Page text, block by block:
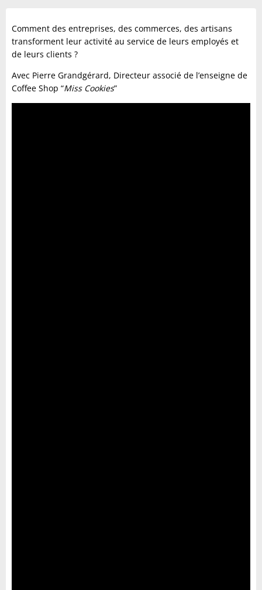
Comment des entreprises, des commerces, des artisans
transforment leur activité au service de leurs employés et
de leurs clients ?
Avec Pierre Grandgérard, Directeur associé de l’enseigne de
Coffee Shop “Miss Cookies”